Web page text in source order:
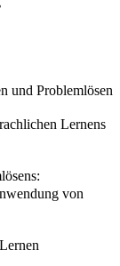
und Problemlösen
Lernens
von